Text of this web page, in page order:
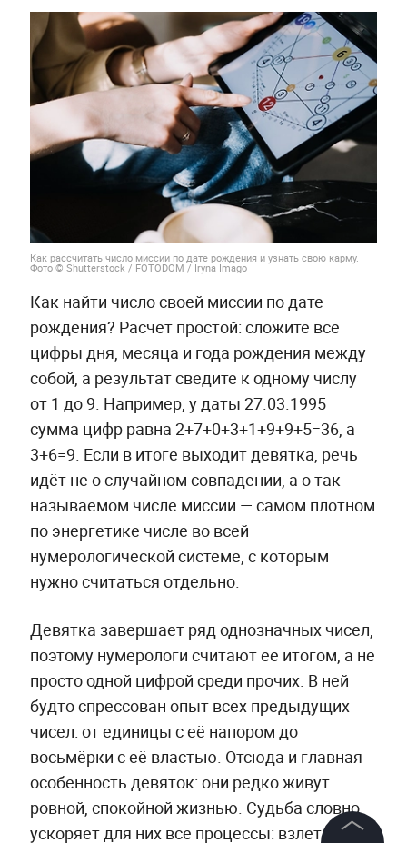
Как рассчитать число миссии по дате рождения и узнать свою карму.
Фото © Shutterstock / FOTODOM / Iryna Imago
Как найти число своей миссии по дате
рождения? Расчёт простой: сложите все
цифры дня, месяца и года рождения между
собой, а результат сведите к одному числу
от 1 до 9. Например, у даты 27.03.1995
сумма цифр равна 2+7+0+3+1+9+9+5=36, а
3+6=9. Если в итоге выходит девятка, речь
идёт не о случайном совпадении, а о так
называемом числе миссии — самом плотном
по энергетике числе во всей
нумерологической системе, с которым
нужно считаться отдельно.
Девятка завершает ряд однозначных чисел,
поэтому нумерологи считают её итогом, а не
просто одной цифрой среди прочих. В ней
будто спрессован опыт всех предыдущих
чисел: от единицы с её напором до
восьмёрки с её властью. Отсюда и главная
особенность девяток: они редко живут
ровной, спокойной жизнью. Судьба словно
ускоряет для них все процессы: взлёты,